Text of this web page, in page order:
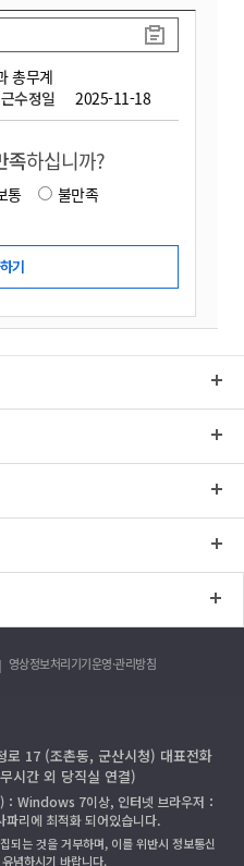
총무계
수정일 2025-11-18
족하십니까?
통
불만족
영상정보처리기기운영·관리방침
17 (조촌동, 군산시청) 대표전화
시간 외 당직실 연결)
Windows 7이상, 인터넷 브라우저：
리에 최적화 되어있습니다.
되는 것을 거부하며, 이를 위반시 정보통신
념하시기 바랍니다.